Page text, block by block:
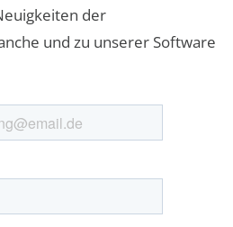
der
und zu unserer Software